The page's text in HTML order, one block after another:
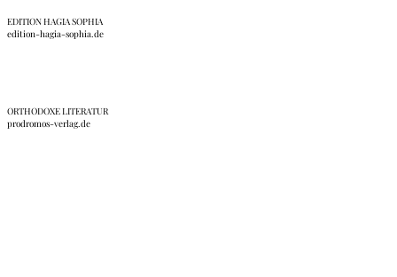
EDITION HAGIA SOPHIA
edition-hagia-sophia.de
ORTHODOXE LITERATUR
prodromos-verlag.de